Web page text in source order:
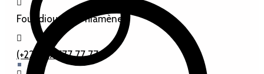
Foundiougne, Thiamène
(+221) 77 777 77 77